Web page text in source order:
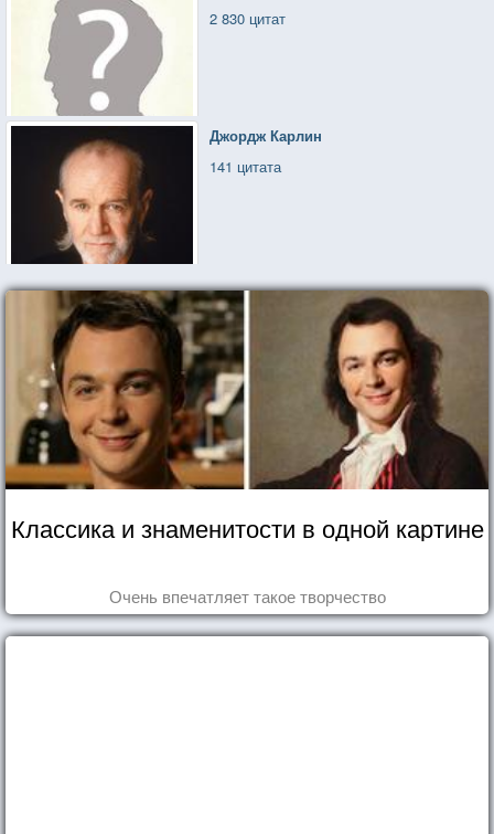
2 830 цитат
Джордж Карлин
141 цитата
Классика и знаменитости в одной картине
Очень впечатляет такое творчество